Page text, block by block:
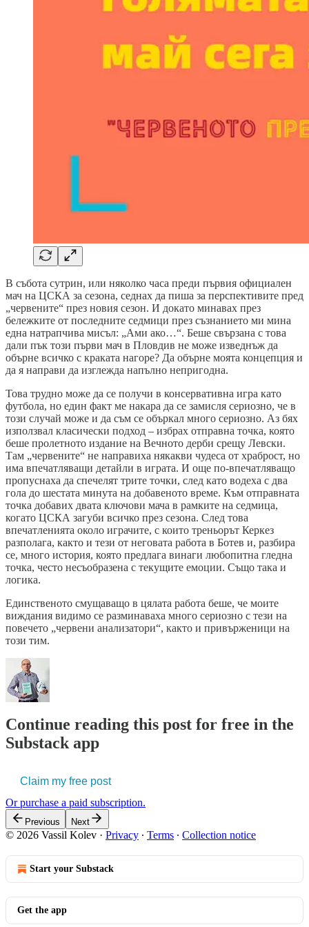
В събота сутрин, или няколко часа преди първия официален
мач на ЦСКА за сезона, седнах да пиша за перспективите пред
„червените“ през новия сезон. И докато минавах през
бележките от последните седмици през съзнанието ми мина
една натрапчива мисъл: „Ами ако…“. Беше свързана с това
дали пък този първи мач в Пловдив не може изведнъж да
обърне всичко с краката нагоре? Да обърне моята концепция и
да я направи да изглежда напълно непригодна.
Това трудно може да се получи в консервативна игра като
футбола, но един факт ме накара да се замисля сериозно, че в
този случай може и да съм се объркал много сериозно. Аз бях
използвал класически подход – избрах отправна точка, която
беше пролетното издание на Вечното дерби срещу Левски.
Там „червените“ не направиха някакви чудеса от храброст, но
има впечатляващи детайли в играта. И още по-впечатляващо
пропуснаха да спечелят трите точки, след като водеха с два
гола до шестата минута на добавеното време. Към отправната
точка добавих двата ключови мача в рамките на седмица,
когато ЦСКА загуби всичко през сезона. След това
впечатленията около играчите, с които треньорът Керкез
разполага, както и тези от неговата работа в Ботев и, разбира
се, много история, която предлага винаги любопитна гледна
точка, често несъобразена с текущите емоции. Също така и
логика.
Единственото смущаващо в цялата работа беше, че моите
виждания видимо се разминаваха много сериозно с тези на
повечето „червени анализатори“, както и привърженици на
този тим.
Continue reading this post for free in the
Substack app
Claim my free post
Or purchase a paid subscription.
Previous Next
© 2026 Vassil Kolev · Privacy ∙ Terms ∙ Collection notice
Start your Substack
Get the app